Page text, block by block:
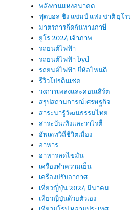
พลังงานแห่งอนาคต
ฟุตบอล ชิง แชมป์ แห่ง ชาติ ยุโร
มาตรการกีดกันทางภาษี
ยูโร 2024 เจ้าภาพ
รถยนต์ไฟฟ้า
รถยนต์ไฟฟ้า byd
รถยนต์ไฟฟ้า ยี่ห้อไหนดี
รีวิวโปรตีนเชค
วงการเพลงและคอนเสิร์ต
สรุปสถานการณ์เศรษฐกิจ
สาระน่ารู้วัฒนธรรมไทย
สาระบันเทิงและวาไรตี้
อัพเดทวิถีชีวิตเมือง
อาหาร
อาหารลดไขมัน
เครื่องทำความเย็น
เครื่องปรับอากาศ
เที่ยวญี่ปุ่น 2024 มีนาคม
เที่ยวญี่ปุ่นด้วยตัวเอง